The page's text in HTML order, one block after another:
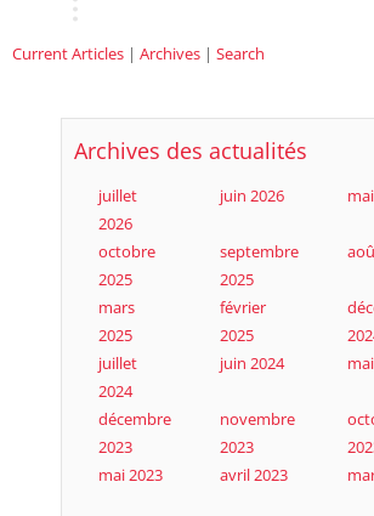
Current Articles | Archives | Search
Archives des actualités
juillet
2026
juin 2026
octobre
2025
septembre
2025
mars
2025
février
2025
juillet
2024
juin 2024
décembre
2023
novembre
2023
mai 2023
avril 2023